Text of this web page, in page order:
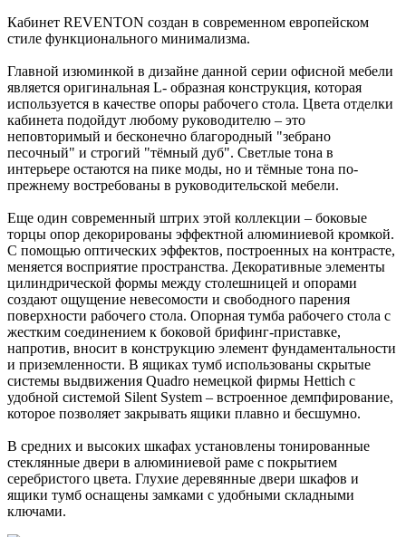
Кабинет REVENTON создан в современном европейском
стиле функционального минимализма.
Главной изюминкой в дизайне данной серии офисной мебели
является оригинальная L- образная конструкция, которая
используется в качестве опоры рабочего стола. Цвета отделки
кабинета подойдут любому руководителю – это
неповторимый и бесконечно благородный "зебрано
песочный" и строгий "тёмный дуб". Светлые тона в
интерьере остаются на пике моды, но и тёмные тона по-
прежнему востребованы в руководительской мебели.
Еще один современный штрих этой коллекции – боковые
торцы опор декорированы эффектной алюминиевой кромкой.
С помощью оптических эффектов, построенных на контрасте,
меняется восприятие пространства. Декоративные элементы
цилиндрической формы между столешницей и опорами
создают ощущение невесомости и свободного парения
поверхности рабочего стола. Опорная тумба рабочего стола с
жестким соединением к боковой брифинг-приставке,
напротив, вносит в конструкцию элемент фундаментальности
и приземленности. В ящиках тумб использованы скрытые
системы выдвижения Quadro немецкой фирмы Hettich с
удобной системой Silent System – встроенное демпфирование,
которое позволяет закрывать ящики плавно и бесшумно.
В средних и высоких шкафах установлены тонированные
стеклянные двери в алюминиевой раме с покрытием
серебристого цвета. Глухие деревянные двери шкафов и
ящики тумб оснащены замками с удобными складными
ключами.